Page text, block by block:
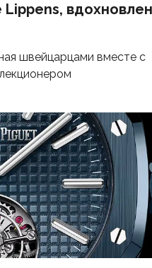
Lippens,
швейцарцами вместе с